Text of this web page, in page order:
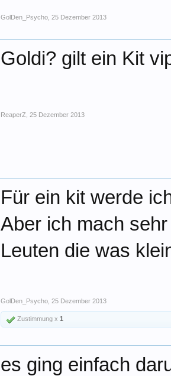
GolDen_Psycho 25 Dezember 2013
Goldi? gilt ein Kit
ReaperZ 25 Dezember 2013
Für ein kit werde
Aber ich mach
Leuten die was
GolDen_Psycho 25 Dezember 2013
Zustimmung x 1
es ging einfach